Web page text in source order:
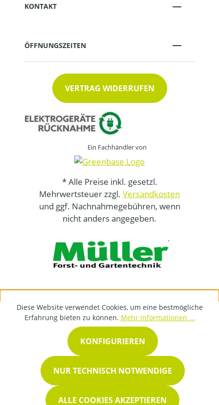
KONTAKT
ÖFFNUNGSZEITEN
VERTRAG WIDERRUFEN
Ein Fachhändler von
* Alle Preise inkl. gesetzl.
Mehrwertsteuer zzgl. Versandkosten
und ggf. Nachnahmegebühren, wenn
nicht anders angegeben.
Diese Website verwendet Cookies, um eine bestmögliche
Erfahrung bieten zu können. Mehr Informationen ...
NUR TECHNISCH NOTWENDIGE
KONFIGURIEREN
ALLE COOKIES AKZEPTIEREN